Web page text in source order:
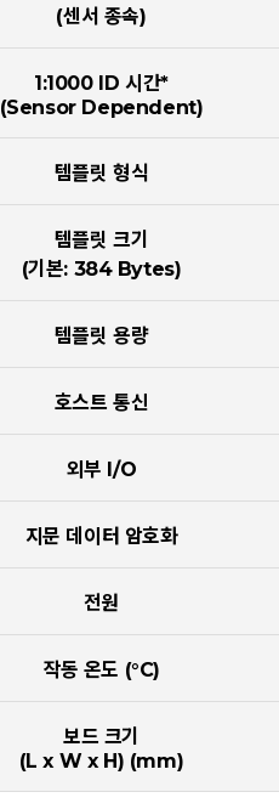
(센서 종속)
1:1000 ID 시간*
(Sensor Dependent)
템플릿 형식
템플릿 크기
(기본: 384 Bytes)
템플릿 용량
호스트 통신
외부 I/O
지문 데이터 암호화
전원
작동 온도 (°C)
보드 크기
(L x W x H) (mm)